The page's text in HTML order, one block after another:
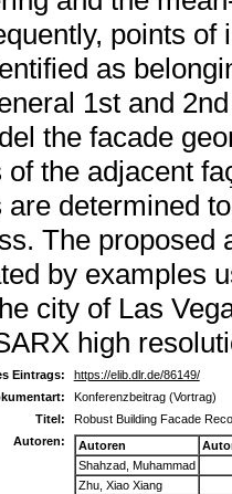
points of
as
1st and
the facade
of the adjacent
are determined
The proposed
by examples
city of Las
high
Eintrags:
https://elib.dlr.de/86149/
Konferenzbeitrag (Vortrag)
Titel:
Robust Building Facade
Autoren:
Autoren
Shahzad, Muhammad
Zhu, Xiao Xiang